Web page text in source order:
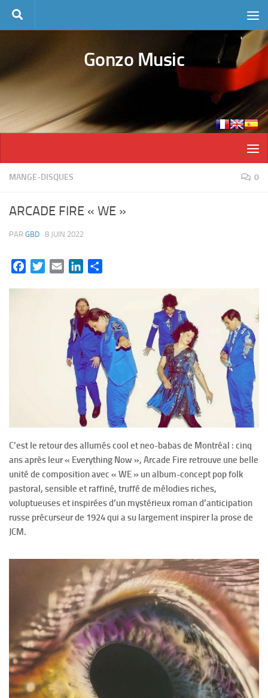
Skip to content
Gonzo Music
MANGE-DISQUES 0
ARCADE FIRE « WE »
PAR GBD · 8 JUIN 2022
FacebookTwitterEmail LinkedIn
C’est le retour des allumés cool et neo-babas de Montréal : cinq
ans après leur « Everything Now », Arcade Fire retrouve une belle
unité de composition avec « WE » un album-concept pop folk
pastoral, sensible et raffiné, truffé de mélodies riches,
voluptueuses et inspirées d’un mystérieux roman d’anticipation
russe précurseur de 1924 qui a su largement inspirer la prose de
JCM.